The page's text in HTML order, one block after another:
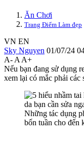
Ăn Chơi
Trang Điểm Làm đẹp
VN EN
Sky Nguyen 01/07/24
A- A A+
Nếu bạn đang sử dụng
xem lại có mắc phải các
Những tác dụng
bốn tuần cho đến